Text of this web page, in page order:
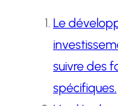
Le
suivre des
spécifiques.